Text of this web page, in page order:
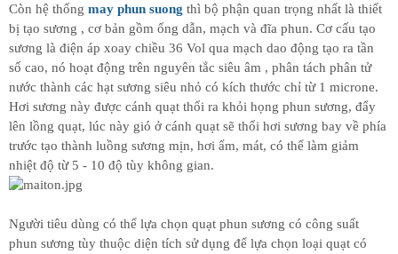
Còn hệ thống may phun suong thì bộ phận quan trọng nhất là thiết
bị tạo sương , cơ bản gồm ống dẫn, mạch và đĩa phun. Cơ cấu tạo
sương là điện áp xoay chiều 36 Vol qua mạch dao động tạo ra tần
số cao, nó hoạt động trên nguyên tắc siêu âm , phân tách phân tử
nước thành các hạt sương siêu nhỏ có kích thước chỉ từ 1 microne.
Hơi sương này được cánh quạt thổi ra khỏi họng phun sương, đẩy
lên lồng quạt, lúc này gió ở cánh quạt sẽ thổi hơi sương bay về phía
trước tạo thành luồng sương mịn, hơi ẩm, mát, có thể làm giảm
nhiệt độ từ 5 - 10 độ tùy không gian.
Người tiêu dùng có thể lựa chọn quạt phun sương có công suất
phun sương tùy thuộc diện tích sử dụng để lựa chọn loại quạt có